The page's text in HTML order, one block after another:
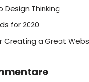
Design Thinking
for 2020
Creating a Great